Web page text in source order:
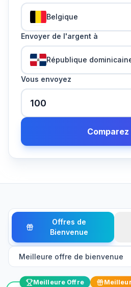
Belgique
Envoyer de l'argent à
République
Vous envoyez
Comparez
Offres de
Bienvenue
Meilleure Offre